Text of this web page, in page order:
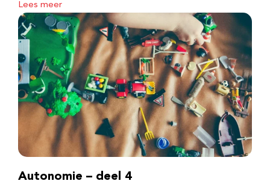
Lees meer
Autonomie – deel 4